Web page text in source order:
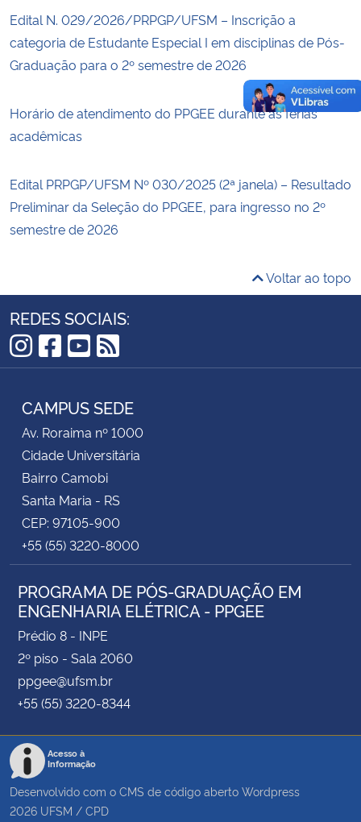
Edital N. 029/2026/PRPGP/UFSM – Inscrição a
categoria de Estudante Especial I em disciplinas de Pós-
Graduação para o 2º semestre de 2026
Horário de atendimento do PPGEE durante as férias
acadêmicas
Edital PRPGP/UFSM Nº 030/2025 (2ª janela) – Resultado
Preliminar da Seleção do PPGEE, para ingresso no 2º
semestre de 2026
Voltar ao topo
REDES SOCIAIS:
Instagram
Facebook
YouTube
RSS
CAMPUS SEDE
Av. Roraima nº 1000
Cidade Universitária
Bairro Camobi
Santa Maria - RS
CEP: 97105-900
+55 (55) 3220-8000
PROGRAMA DE PÓS-GRADUAÇÃO EM
ENGENHARIA ELÉTRICA - PPGEE
Prédio 8 - INPE
2º piso - Sala 2060
ppgee@ufsm.br
+55 (55) 3220-8344
Acesso à
Informação
Desenvolvido com o CMS de código aberto Wordpress
2026 UFSM / CPD